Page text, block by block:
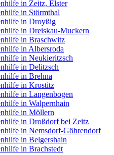
in Zeitz, Elster
in Störmthal
in Droyßig
in Dreiskau-Muckern
in Braschwitz
in Albersroda
in Neukieritzsch
in Delitzsch
in Brehna
in Krostitz
in Langenbogen
in Walpernhain
in Möllern
in Droßdorf bei Zeitz
in Nemsdorf-Göhrendorf
in Belgershain
in Brachstedt